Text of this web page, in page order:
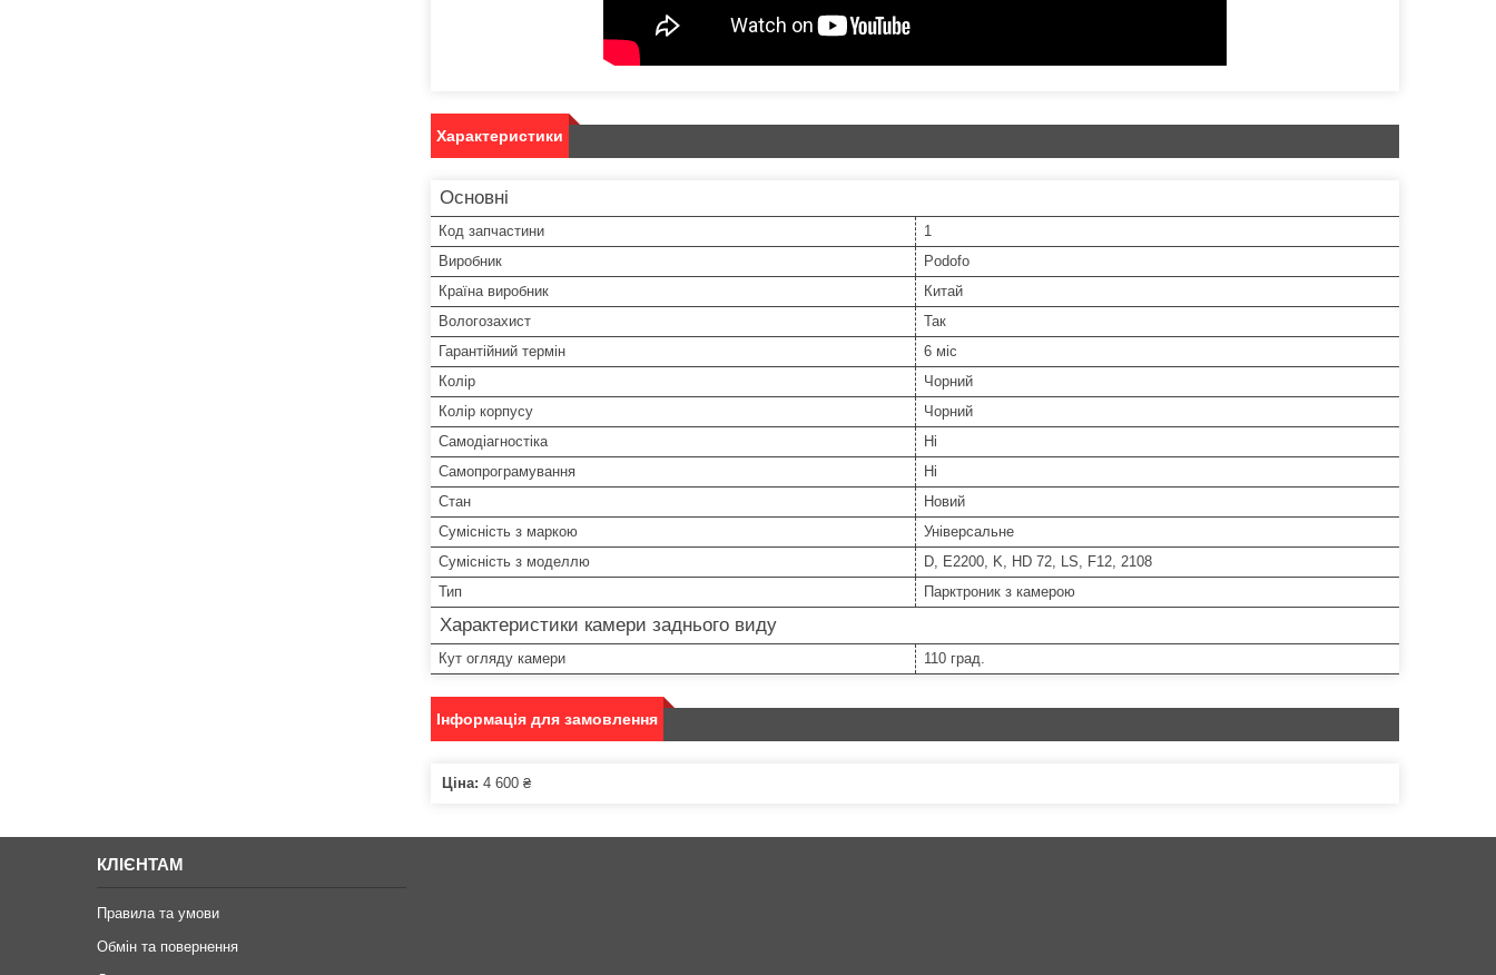
Характеристики
Основні
Код запчастини
1
Виробник
Podofo
Країна виробник
Китай
Вологозахист
Так
Гарантійний термін
6 міс
Колір
Чорний
Колір корпусу
Чорний
Самодіагностіка
Ні
Самопрограмування
Ні
Стан
Новий
Сумісність з маркою
Універсальне
Сумісність з моделлю
D, E2200, K, HD 72, LS, F12, 2108
Тип
Парктроник з камерою
Характеристики камери заднього виду
Кут огляду камери 110 град.
Інформація для замовлення
Ціна: 4 600 ₴
КЛІЄНТАМ
Правила та умови
Обмін та повернення